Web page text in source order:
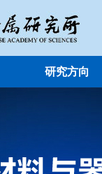
研究方向